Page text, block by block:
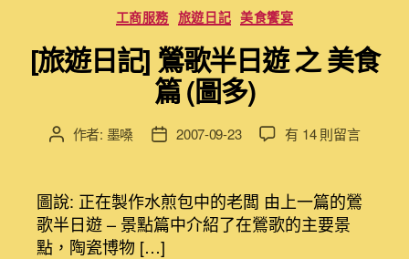
咖
啡〉
中
分
類
工商服務 旅遊日記 美食饗宴
[旅遊日記] 鶯歌半日遊 之 美食
篇 (圖多)
文
者
作者: 墨嗓
文
佈
日
期
2007-09-23
在
日
記]
鶯
有 14 則留言
圖說: 正在製作水煎包中的老闆 由上一篇的鶯
歌半日遊 – 景點篇中介紹了在鶯歌的主要景
點，陶瓷博物 […]